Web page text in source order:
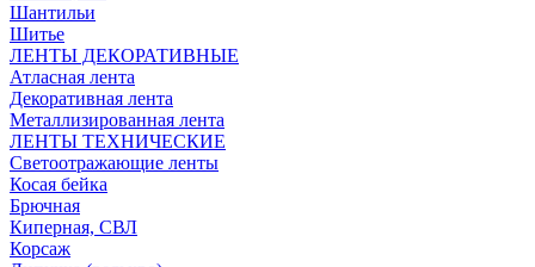
Шантильи
Шитье
ЛЕНТЫ ДЕКОРАТИВНЫЕ
Атласная лента
Декоративная лента
Металлизированная лента
ЛЕНТЫ ТЕХНИЧЕСКИЕ
Светоотражающие ленты
Косая бейка
Брючная
Киперная, СВЛ
Корсаж